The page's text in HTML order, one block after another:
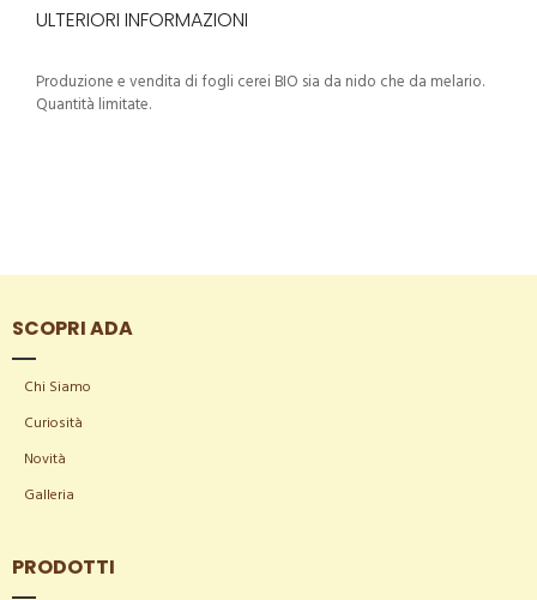
ULTERIORI INFORMAZIONI
Produzione e vendita di fogli cerei BIO sia da nido che da melario.
Quantità limitate.
SCOPRI ADA
Chi Siamo
Curiosità
Novità
Galleria
PRODOTTI